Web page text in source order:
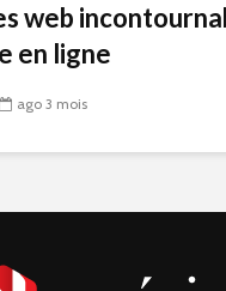
web
en ligne
ago 3 mois